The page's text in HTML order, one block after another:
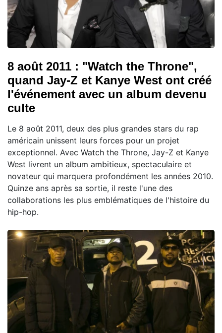
8 août 2011 : "Watch the Throne",
quand Jay-Z et Kanye West ont créé
l'événement avec un album devenu
culte
Le 8 août 2011, deux des plus grandes stars du rap
américain unissent leurs forces pour un projet
exceptionnel. Avec Watch the Throne, Jay-Z et Kanye
West livrent un album ambitieux, spectaculaire et
novateur qui marquera profondément les années 2010.
Quinze ans après sa sortie, il reste l'une des
collaborations les plus emblématiques de l'histoire du
hip-hop.